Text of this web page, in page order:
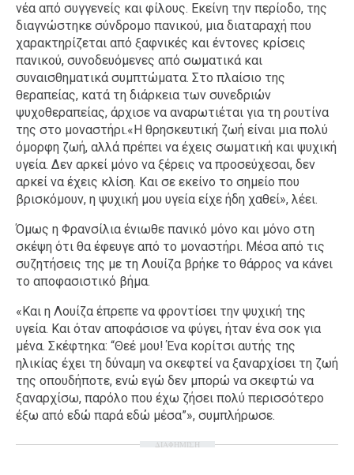
νέα από συγγενείς και φίλους. Εκείνη την περίοδο, της
διαγνώστηκε σύνδρομο πανικού, μια διαταραχή που
χαρακτηρίζεται από ξαφνικές και έντονες κρίσεις
πανικού, συνοδευόμενες από σωματικά και
συναισθηματικά συμπτώματα. Στο πλαίσιο της
θεραπείας, κατά τη διάρκεια των συνεδριών
ψυχοθεραπείας, άρχισε να αναρωτιέται για τη ρουτίνα
της στο μοναστήρι.«Η θρησκευτική ζωή είναι μια πολύ
όμορφη ζωή, αλλά πρέπει να έχεις σωματική και ψυχική
υγεία. Δεν αρκεί μόνο να ξέρεις να προσεύχεσαι, δεν
αρκεί να έχεις κλίση. Και σε εκείνο το σημείο που
βρισκόμουν, η ψυχική μου υγεία είχε ήδη χαθεί», λέει.
Όμως η Φρανσίλια ένιωθε πανικό μόνο και μόνο στη
σκέψη ότι θα έφευγε από το μοναστήρι. Μέσα από τις
συζητήσεις της με τη Λουίζα βρήκε το θάρρος να κάνει
το αποφασιστικό βήμα.
«Και η Λουίζα έπρεπε να φροντίσει την ψυχική της
υγεία. Και όταν αποφάσισε να φύγει, ήταν ένα σοκ για
μένα. Σκέφτηκα: “Θεέ μου! Ένα κορίτσι αυτής της
ηλικίας έχει τη δύναμη να σκεφτεί να ξαναρχίσει τη ζωή
της οπουδήποτε, ενώ εγώ δεν μπορώ να σκεφτώ να
ξαναρχίσω, παρόλο που έχω ζήσει πολύ περισσότερο
έξω από εδώ παρά εδώ μέσα”», συμπλήρωσε.
ΔΙΑΦΗΜΙΣΗ